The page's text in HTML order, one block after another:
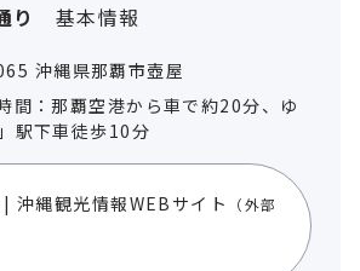
り 基本情報
沖縄県那覇市壺屋
間：那覇空港から車で約20分、ゆ
駅下車徒歩10分
沖縄観光情報WEBサイト （外部